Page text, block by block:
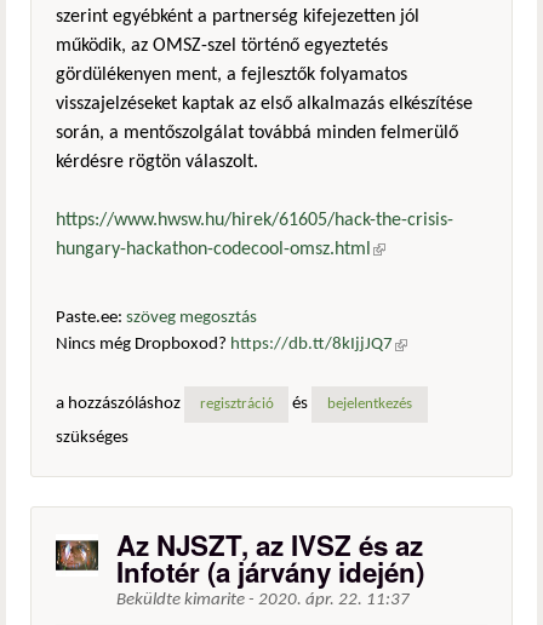
szerint egyébként a partnerség kifejezetten jól
működik, az OMSZ-szel történő egyeztetés
gördülékenyen ment, a fejlesztők folyamatos
visszajelzéseket kaptak az első alkalmazás elkészítése
során, a mentőszolgálat továbbá minden felmerülő
kérdésre rögtön válaszolt.
https://www.hwsw.hu/hirek/61605/hack-the-crisis-
hungary-hackathon-codecool-omsz.html(külső hivatkozás)
Paste.ee: szöveg megosztás
Nincs még Dropboxod? https://db.tt/8kIjjJQ7 (külső
a hozzászóláshoz
regisztráció és bejelentkezés
szükséges
Az NJSZT, az IVSZ és az
Infotér (a járvány idején)
Beküldte kimarite - 2020. ápr. 22. 11:37